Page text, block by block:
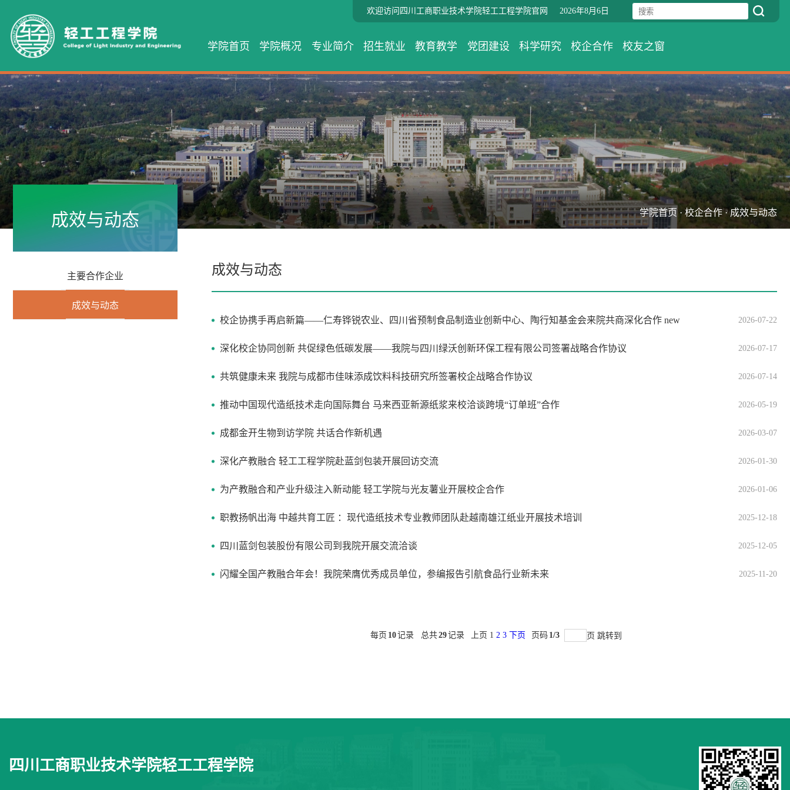
欢迎访问四川工商职业技术学院轻工工程学院官网 2026年8月6日
学院首页 学院概况 专业简介 招生就业 教育教学 党团建设 科学研究 校企合作 校友之窗
学院首页 ·校企合作·成效与动态
成效与动态
主要合作企业
成效与动态
成效与动态
校企协携手再启新篇——仁寿铧锐农业、四川省预制食品制造业创新中心、陶行知基金会来院共商深化合作 new 2026-07-22
深化校企协同创新 共促绿色低碳发展——我院与四川绿沃创新环保工程有限公司签署战略合作协议 2026-07-17
共筑健康未来 我院与成都市佳味添成饮料科技研究所签署校企战略合作协议 2026-07-14
推动中国现代造纸技术走向国际舞台 马来西亚新源纸浆来校洽谈跨境“订单班”合作 2026-05-19
成都金开生物到访学院 共话合作新机遇 2026-03-07
深化产教融合 轻工工程学院赴蓝剑包装开展回访交流 2026-01-30
为产教融合和产业升级注入新动能 轻工学院与光友薯业开展校企合作 2026-01-06
职教扬帆出海 中越共育工匠 ：现代造纸技术专业教师团队赴越南雄江纸业开展技术培训 2025-12-18
四川蓝剑包装股份有限公司到我院开展交流洽谈 2025-12-05
闪耀全国产教融合年会！我院荣膺优秀成员单位，参编报告引航食品行业新未来 2025-11-20
每页 10记录 总共29记录 上页 1 2 3 下页 页码 1/3 页 跳转到
四川工商职业技术学院轻工工程学院